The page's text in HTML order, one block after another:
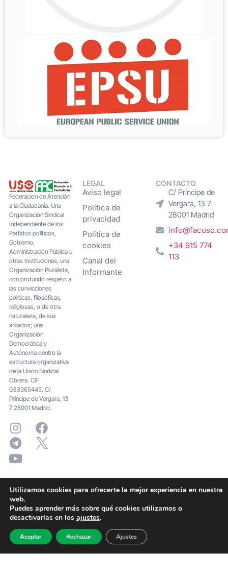
Federacion de Atención
a la Ciudadanía. Una
Organización Sindical
Independiente de los
Partidos políticos,
Gobierno,
Administración Pública u
otras Instituciones; una
Organización Pluralista,
con profundo respeto a
las convicciones
políticas, filosóficas,
religiosas, o de otra
naturaleza, de sus
afiliados; una
Organización
Democrática y
Autónoma dentro la
estructura organizativa
de la Unión Sindical
Obrera. CIF
G83365445. C/
Principe de Vergara, 13
7 28001 Madrid.
LEGAL
Aviso legal
Política de
privacidad
Política de
cookies
Canal del
Informante
CONTACTO
C/ Príncipe de
Vergara, 13 7.
28001 Madrid
+34 915 774
113
Utilizamos cookies para ofrecerte la mejor experiencia en nuestra
web.
Puedes aprender más sobre qué cookies utilizamos o
desactivarlas en los ajustes.
Aceptar Rechazar Ajustes